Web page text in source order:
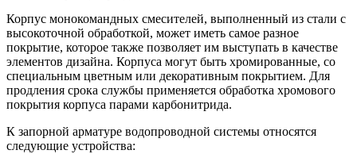
Корпус монокомандных смесителей, выполненный из стали с
высокоточной обработкой, может иметь самое разное
покрытие, которое также позволяет им выступать в качестве
элементов дизайна. Корпуса могут быть хромированные, со
специальным цветным или декоративным покрытием. Для
продления срока службы применяется обработка хромового
покрытия корпуса парами карбонитрида.
К запорной арматуре водопроводной системы относятся
следующие устройства: